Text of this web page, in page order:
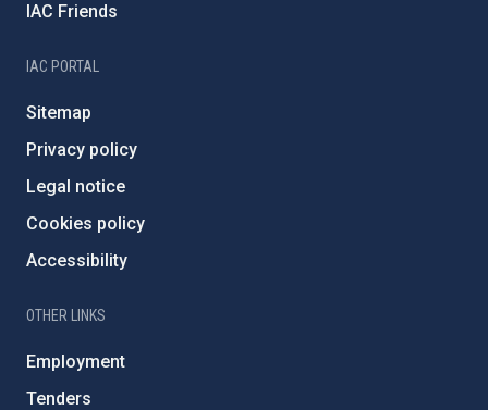
IAC Friends
IAC PORTAL
Sitemap
Privacy policy
Legal notice
Cookies policy
Accessibility
OTHER LINKS
Employment
Tenders